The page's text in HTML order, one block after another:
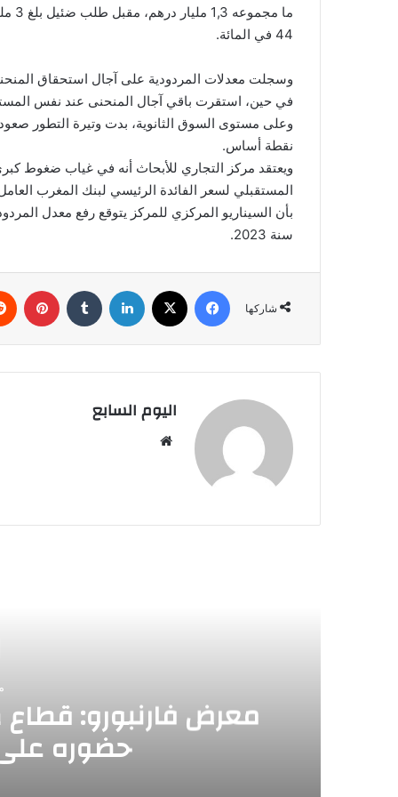
ما
44 في المائة.
في حين، استقرت باقي آجال المنحنى عند نفس
نقطة أساس.
المستقبلي لسعر الفائدة الرئيسي لبنك المغرب
سنة 2023.
شاركها
فيسبوك لينكدإن
اليوم السابع
معرض فارنبورو: قطاع
حضوره على